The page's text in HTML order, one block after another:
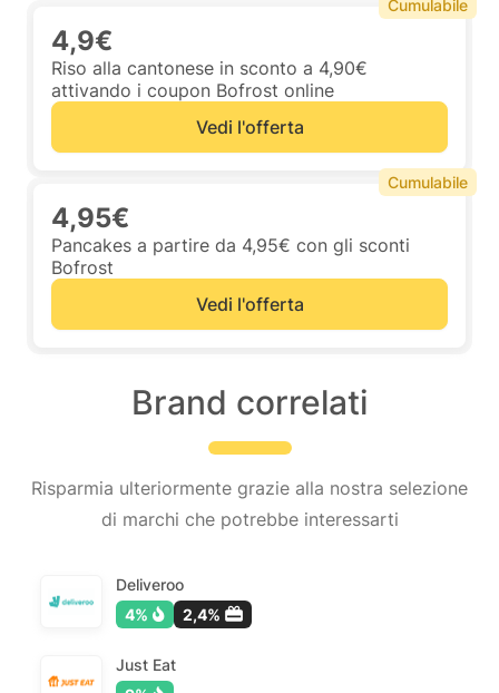
4,9€
Riso alla cantonese in sconto a 4,90€
attivando i coupon Bofrost online
Vedi l'offerta
Cumulabile
4,95€
Pancakes a partire da 4,95€ con gli sconti
Bofrost
Vedi l'offerta
Cumulabile
Brand correlati
Risparmia ulteriormente grazie alla nostra selezione
di marchi che potrebbe interessarti
Deliveroo
4%
2,4%
Just Eat